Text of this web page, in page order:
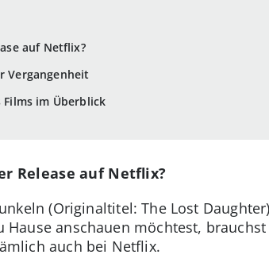
auf Netflix?
Vergangenheit
Films im Überblick
Release auf Netflix?
(Originaltitel: The Lost
anschauen möchtest,
auch bei Netflix.